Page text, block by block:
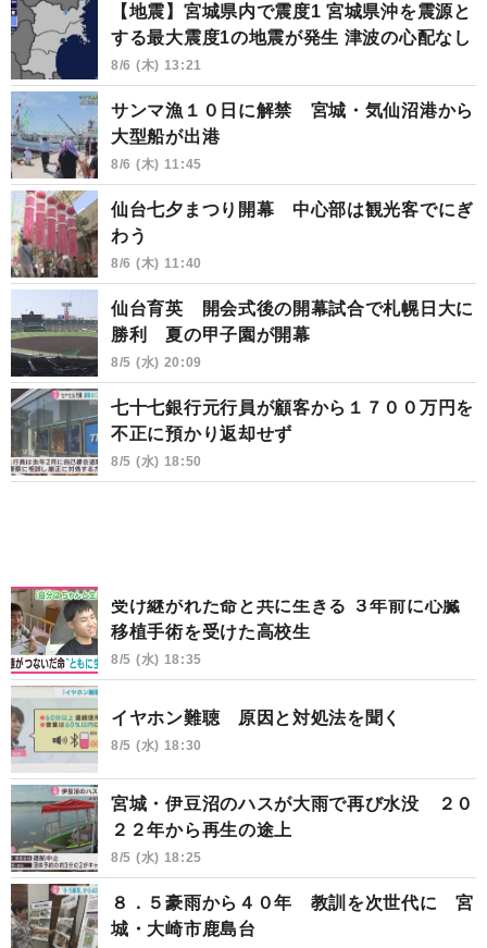
【地震】宮城県内で震度1 宮城県沖を震源と
する最大震度1の地震が発生 津波の心配なし
8/6 (木) 13:21
サンマ漁１０日に解禁 宮城・気仙沼港から
大型船が出港
8/6 (木) 11:45
仙台七夕まつり開幕 中心部は観光客でにぎ
わう
8/6 (木) 11:40
仙台育英 開会式後の開幕試合で札幌日大に
勝利 夏の甲子園が開幕
8/5 (水) 20:09
七十七銀行元行員が顧客から１７００万円を
不正に預かり返却せず
8/5 (水) 18:50
受け継がれた命と共に生きる ３年前に心臓
移植手術を受けた高校生
8/5 (水) 18:35
イヤホン難聴 原因と対処法を聞く
8/5 (水) 18:30
宮城・伊豆沼のハスが大雨で再び水没 ２０
２２年から再生の途上
8/5 (水) 18:25
８．５豪雨から４０年 教訓を次世代に 宮
城・大崎市鹿島台